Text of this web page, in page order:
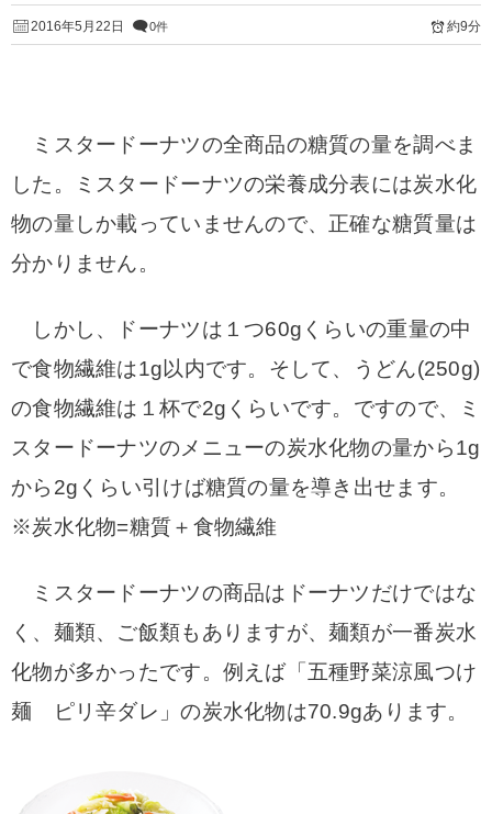
2016年5月22日 0件 約9分
ミスタードーナツの全商品の糖質の量を調べま
した。
ミスタードーナツの栄養成分表には炭水化
物の量しか載っていませんので、正確な糖質量は
分かりません。
しかし、ドーナツは１つ60gくらいの重量の中
で食物繊維は1g以内です。そして、うどん(250g)
の食物繊維は１杯で2gくらいです。ですので、ミ
スタードーナツのメニューの炭水化物の量から1g
から2gくらい引けば糖質の量を導き出せます。
※炭水化物=糖質＋食物繊維
ミスタードーナツの商品はドーナツだけではな
く、麺類、ご飯類もありますが、麺類が一番炭水
化物が多かったです。例えば「五種野菜涼風つけ
麺 ピリ辛ダレ」の炭水化物は70.9gあります。